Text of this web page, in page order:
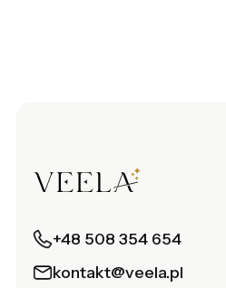
+48 508 354 654
kontakt@veela.pl